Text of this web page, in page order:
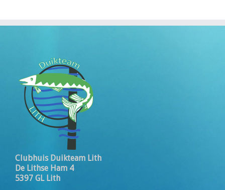
Clubhuis Duikteam Lith
De Lithse Ham 4
5397 GL Lith